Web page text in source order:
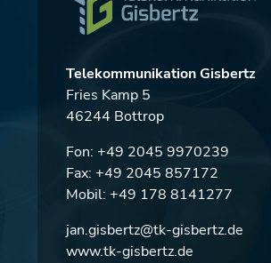
Telekommunikation Gisbertz
Fries Kamp 5
46244 Bottrop
Fon: +49 2045 9970239
Fax: +49 2045 857172
Mobil: +49 178 8141277
jan.gisbertz@tk-gisbertz.de
www.tk-gisbertz.de